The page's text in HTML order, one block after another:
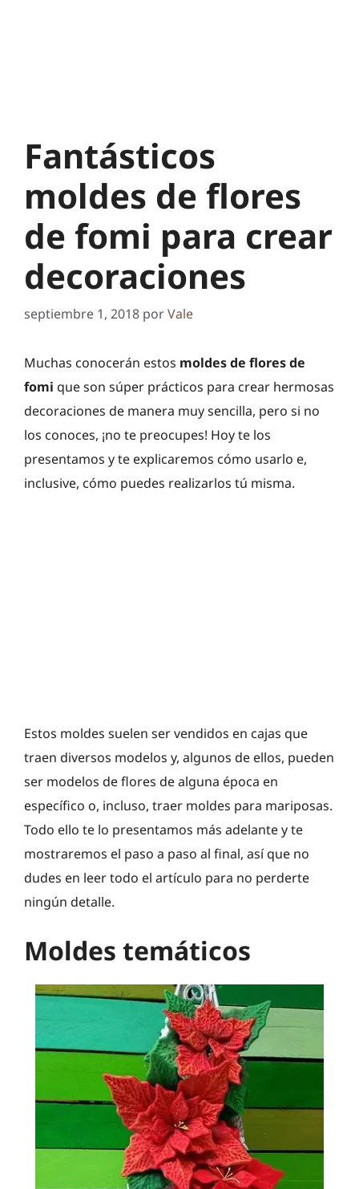
Fantásticos
moldes de flores
de fomi para crear
decoraciones
septiembre 1, 2018 porVale
Muchas conocerán estos moldes de flores de
fomi que son súper prácticos para crear hermosas
decoraciones de manera muy sencilla, pero si no
los conoces, ¡no te preocupes! Hoy te los
presentamos y te explicaremos cómo usarlo e,
inclusive, cómo puedes realizarlos tú misma.
Estos moldes suelen ser vendidos en cajas que
traen diversos modelos y, algunos de ellos, pueden
ser modelos de flores de alguna época en
específico o, incluso, traer moldes para mariposas.
Todo ello te lo presentamos más adelante y te
mostraremos el paso a paso al final, así que no
dudes en leer todo el artículo para no perderte
ningún detalle.
Moldes temáticos